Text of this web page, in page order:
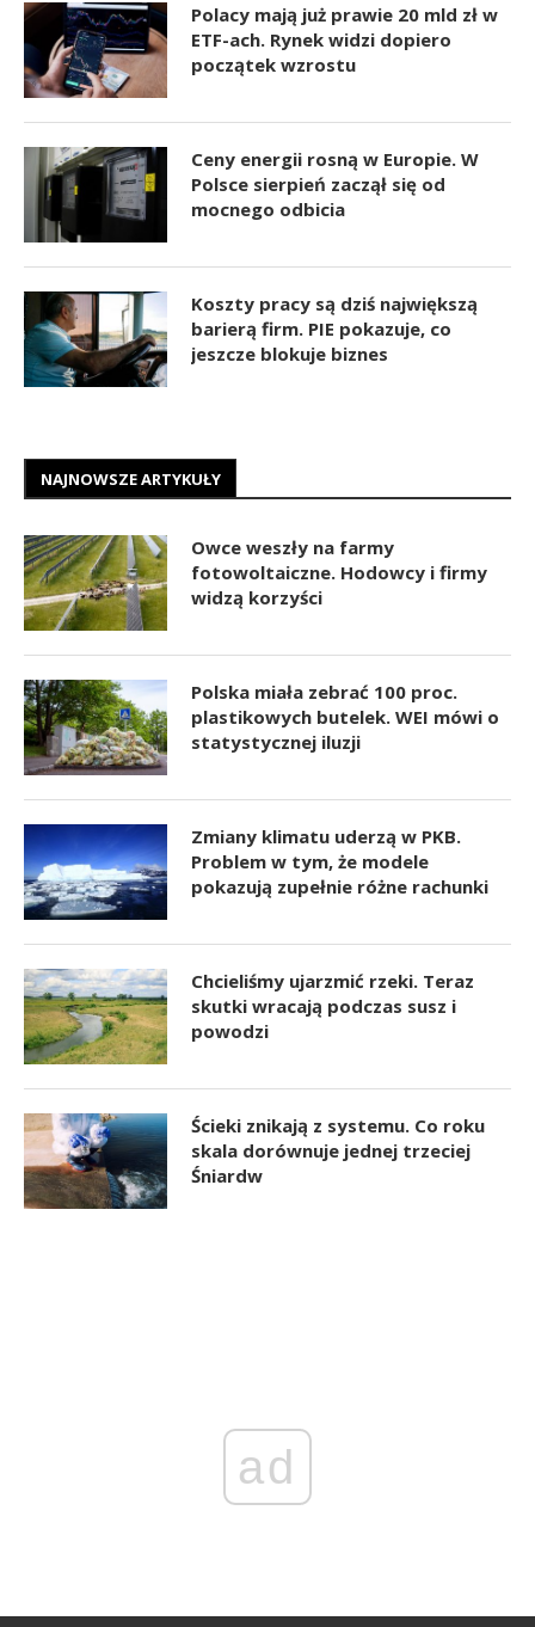
Polacy mają już prawie 20 mld zł w
ETF-ach. Rynek widzi dopiero
początek wzrostu
Ceny energii rosną w Europie. W
Polsce sierpień zaczął się od
mocnego odbicia
Koszty pracy są dziś największą
barierą firm. PIE pokazuje, co
jeszcze blokuje biznes
NAJNOWSZE ARTYKUŁY
Owce weszły na farmy
fotowoltaiczne. Hodowcy i firmy
widzą korzyści
Polska miała zebrać 100 proc.
plastikowych butelek. WEI mówi o
statystycznej iluzji
Zmiany klimatu uderzą w PKB.
Problem w tym, że modele
pokazują zupełnie różne rachunki
Chcieliśmy ujarzmić rzeki. Teraz
skutki wracają podczas susz i
powodzi
Ścieki znikają z systemu. Co roku
skala dorównuje jednej trzeciej
Śniardw
ad